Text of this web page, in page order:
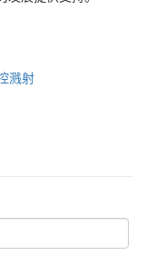
溅射